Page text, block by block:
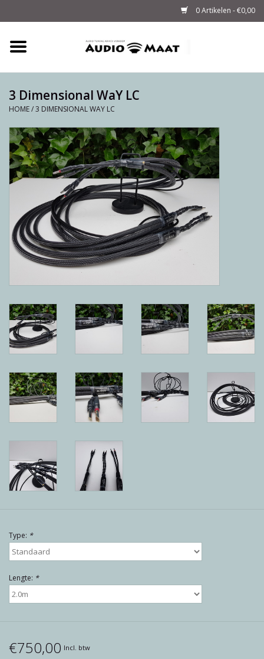
0 Artikelen - €0,00
Tuning
Powerstrips
Audio
Info
Blog
Merken
3 Dimensional WaY LC
HOME/3 DIMENSIONAL WAY LC
Type: *
Lengte: *
€750,00 Incl. btw